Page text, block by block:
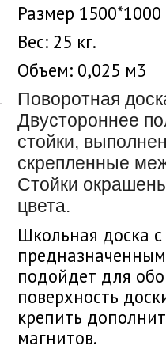
Размер
Вес: 25 кг.
Объем: 0,025 м3
Поворотная
Двустороннее
стойки,
скрепленные
Стойки
цвета.
Школьная доска
подойдет для
поверхность
крепить
магнитов.